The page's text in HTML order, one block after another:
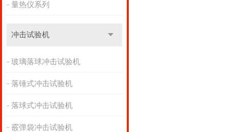
量热仪系列
冲击试验机
玻璃落球冲击试验机
落锤式冲击试验机
落球式冲击试验机
霰弹袋冲击试验机